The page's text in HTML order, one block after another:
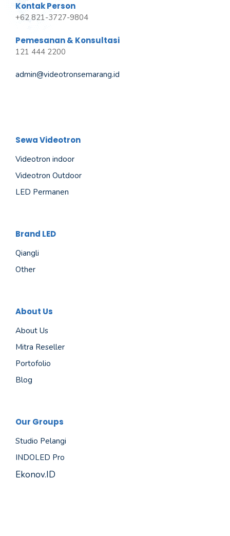
Kontak Person
+62 821-3727-9804
Pemesanan & Konsultasi
121 444 2200
admin@videotronsemarang.id
Sewa Videotron
Videotron indoor
Videotron Outdoor
LED Permanen
Brand LED
Qiangli
Other
About Us
About Us
Mitra Reseller
Portofolio
Blog
Our Groups
Studio Pelangi
INDOLED Pro
Ekonov.ID